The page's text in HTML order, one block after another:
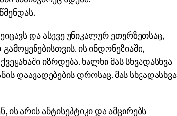
და ასევე უნიკალურ ეთერზეთსაც,
ის ინდონეზიაში,
იზრდება. ხალხი მას სხვადასხვა
დაავადებების დროსაც. მას სხვადასხვა
ის არის ანტისეპტიკი და ამცირებს